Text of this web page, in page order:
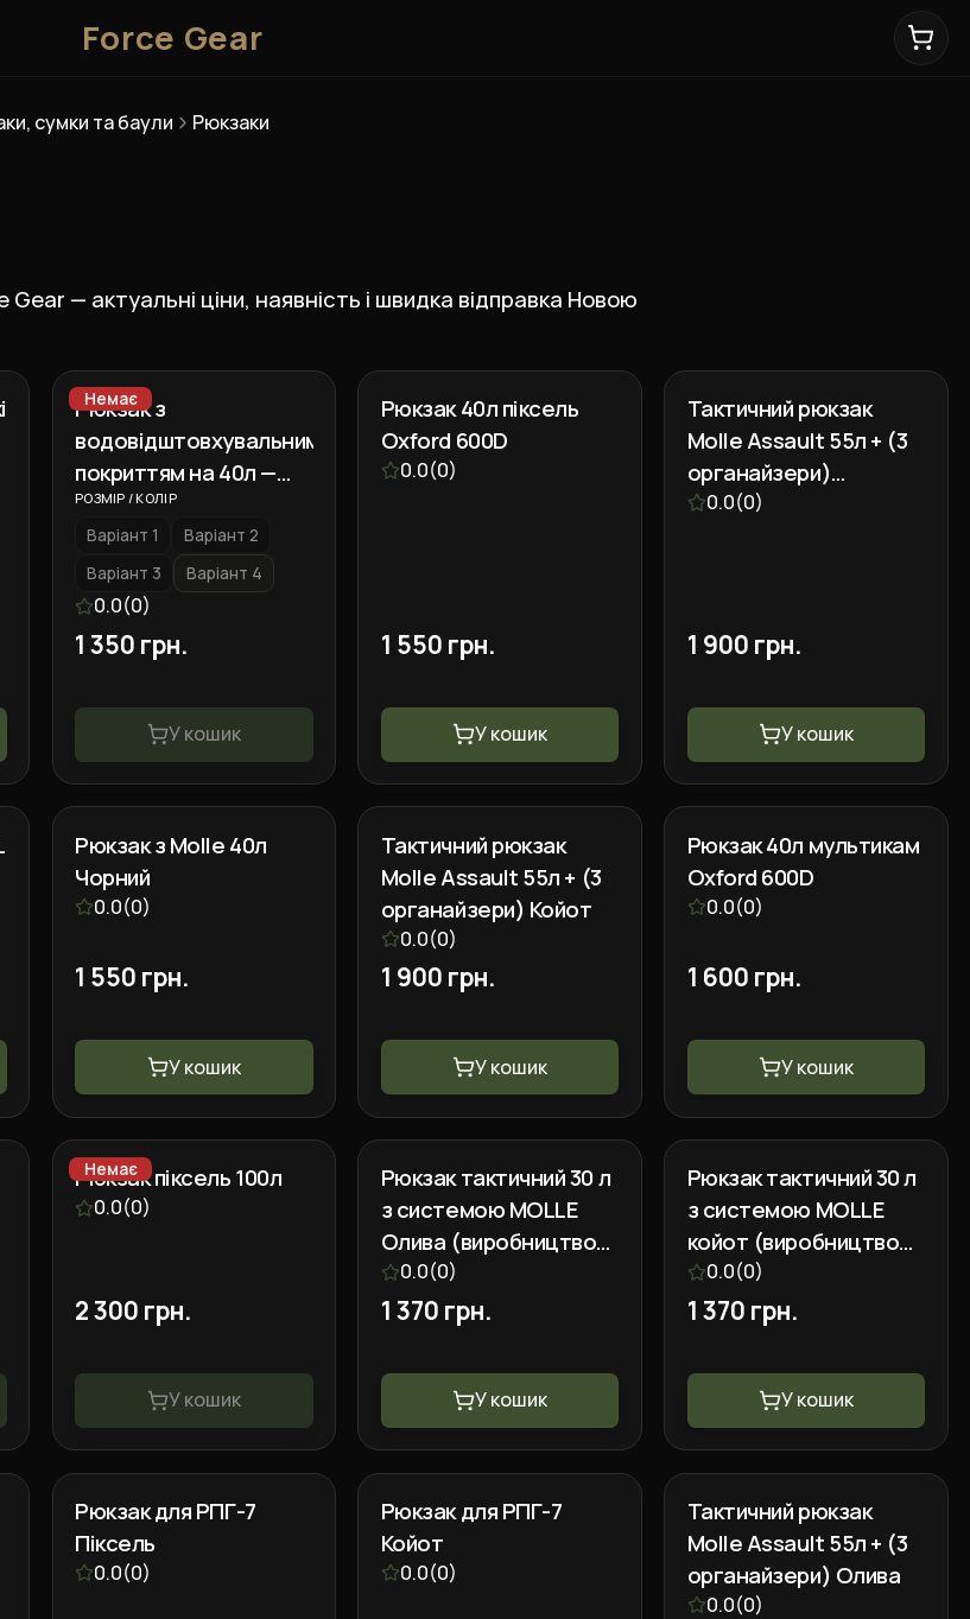
Force Gear
сумки та баули Рюкзаки
Gear — актуальні ціни, наявність і швидка відправка Новою
Немає
Рюкзак з
водовідштовхувальним
покриттям на 40л —
Чорний
РОЗМІР / КОЛІР
Варіант 1
Варіант 2
Варіант 3
Варіант 4
0.0(0)
1 350 грн.
У кошик
Рюкзак 40л піксель
Oxford 600D
0.0(0)
1 550 грн.
У кошик
Тактичний рюкзак
Molle Assault 55л + (3
органайзери)
Мультикам
0.0(0)
1 900 грн.
У кошик
Рюкзак з Molle 40л
Чорний
0.0(0)
1 550 грн.
У кошик
Тактичний рюкзак
Molle Assault 55л + (3
органайзери) Койот
0.0(0)
1 900 грн.
У кошик
Рюкзак 40л мультикам
Oxford 600D
0.0(0)
1 600 грн.
У кошик
Немає
Рюкзак піксель 100л
0.0(0)
2 300 грн.
У кошик
Рюкзак тактичний 30 л
з системою MOLLE
Олива (виробництво
Україна)
0.0(0)
1 370 грн.
У кошик
Рюкзак тактичний 30 л
з системою MOLLE
койот (виробництво
Україна)
0.0(0)
1 370 грн.
У кошик
Рюкзак для РПГ-7
Піксель
0.0(0)
Рюкзак для РПГ-7
Койот
0.0(0)
Тактичний рюкзак
Molle Assault 55л + (3
органайзери) Олива
0.0(0)